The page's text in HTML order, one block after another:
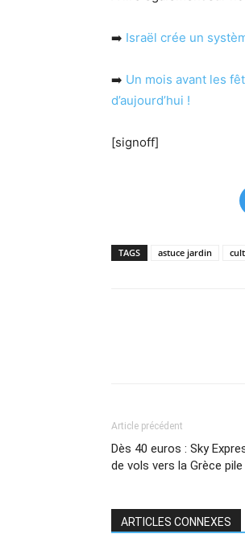
➡️ Israël crée un
➡️ Un mois avant les
d’aujourd’hui !
[signoff]
TAGS astuce jardin
Article précédent
Dès 40 euros : Sky
de vols vers la Grèce
ARTICLES CONNEXES